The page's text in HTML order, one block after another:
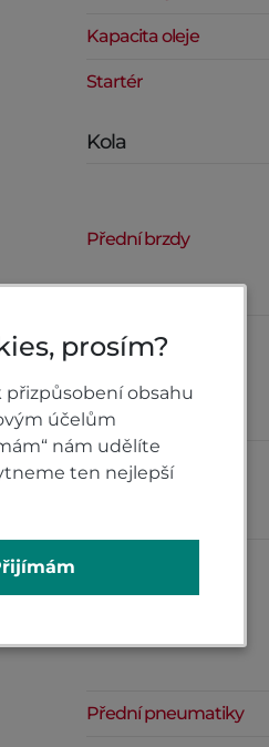
Kapacita oleje
Startér
Kola
Přední brzdy
Přední zavěšení
Přední pneumatiky
prosím?
přizpůsobení obsahu
účelům
nám udělíte
ten nejlepší